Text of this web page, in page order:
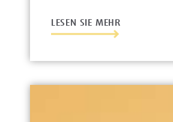
LESEN SIE MEHR